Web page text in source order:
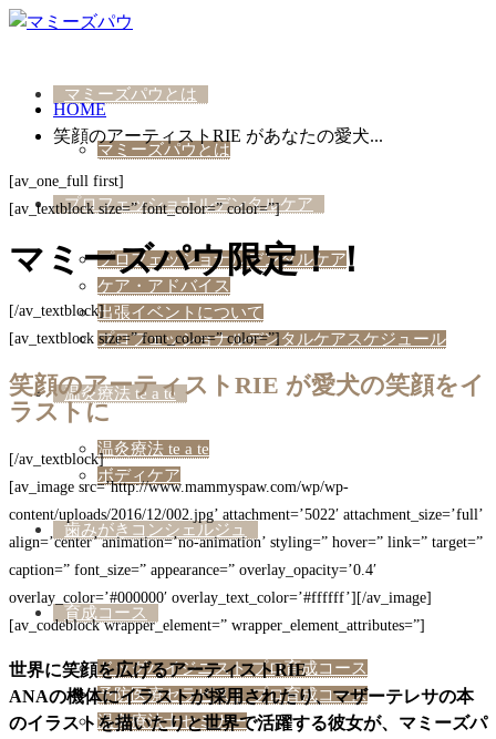
マミーズパウとは
マミーズパウとは
プロフェッショナルデンタルケア
プロフェッショナルデンタルケア
ケア・アドバイス
出張イベントについて
プロフェッショナルデンタルケアスケジュール
温灸療法 te a te
温灸療法 te a te
ボディケア
歯みがきコンシェルジュ
育成コース
ドッグハイジニスト プロ育成コース
予防医療セラピスト プロ育成コース
温灸療法士セミナー
HOME
笑顔のアーティストRIE があなたの愛犬...
[av_one_full first]
[av_textblock size=” font_color=” color=”]
マミーズパウ限定！！
[/av_textblock]
[av_textblock size=” font_color=” color=”]
笑顔のアーティストRIE が愛犬の笑顔をイ
ラストに
[/av_textblock]
[av_image src=’http://www.mammyspaw.com/wp/wp-
content/uploads/2016/12/002.jpg’ attachment=’5022′ attachment_size=’full’
align=’center’ animation=’no-animation’ styling=” hover=” link=” target=”
caption=” font_size=” appearance=” overlay_opacity=’0.4′
overlay_color=’#000000′ overlay_text_color=’#ffffff’][/av_image]
[av_codeblock wrapper_element=” wrapper_element_attributes=”]
世界に笑顔を広げるアーティストRIE
ANAの機体にイラストが採用されたり、マザーテレサの本
のイラストを描いたりと世界で活躍する彼女が、マミーズパ